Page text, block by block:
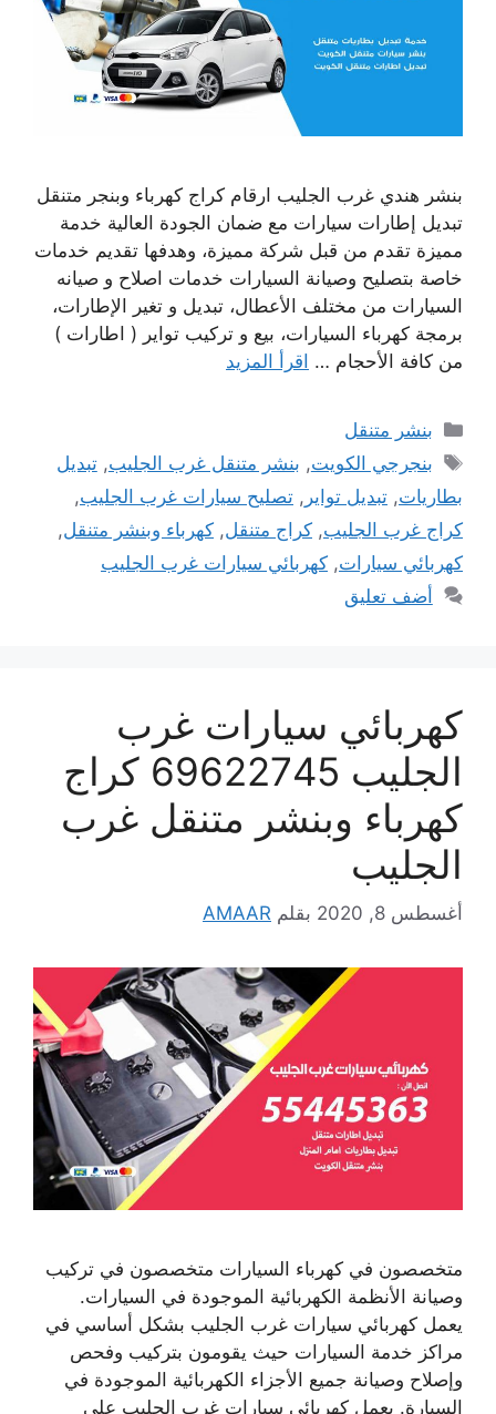
بنشر هندي غرب الجليب ارقام كراج كهرباء وبنجر متنقل
تبديل إطارات سيارات مع ضمان الجودة العالية خدمة
مميزة تقدم من قبل شركة مميزة، وهدفها تقديم خدمات
خاصة بتصليح وصيانة السيارات خدمات اصلاح و صيانه
السيارات من مختلف الأعطال، تبديل و تغير الإطارات،
برمجة كهرباء السيارات، بيع و تركيب تواير ( اطارات )
من كافة الأحجام … اقرأ المزيد
التصنيفات
بنشر متنقل
الوسوم
بنجرجي الكويت, بنشر متنقل غرب الجليب,تبديل
بطاريات, تبديل تواير , تصليح سيارات غرب الجليب,
كراج غرب الجليب, كراج متنقل, كهرباء وبنشر متنقل,
كهربائي سيارات, كهربائي سيارات غرب الجليب
أضف تعليق
كهربائي سيارات غرب
الجليب 69622745 كراج
كهرباء وبنشر متنقل غرب
الجليب
أغسطس 8, 2020 بقلم AMAAR
متخصصون في كهرباء السيارات متخصصون في تركيب
وصيانة الأنظمة الكهربائية الموجودة في السيارات.
يعمل كهربائي سيارات غرب الجليب بشكل أساسي في
مراكز خدمة السيارات حيث يقومون بتركيب وفحص
وإصلاح وصيانة جميع الأجزاء الكهربائية الموجودة في
السيارة. يعمل كهربائي سيارات غرب الجليب على